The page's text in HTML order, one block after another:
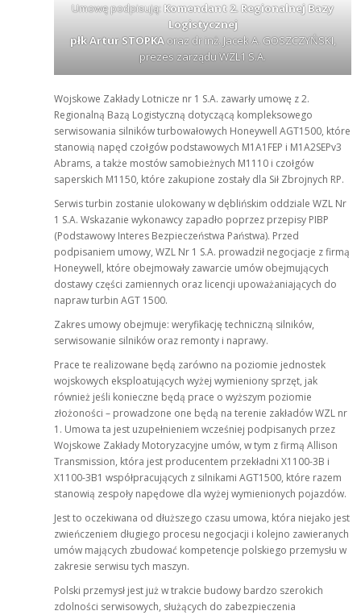
Umowę podpisują:Komendant 2. Regionalnej Bazy
Logistycznej
płk Artur STOPKAoraz dr inż. Jacek A. GOSZCZYŃSKI,
prezes zarządu WZL1 S.A.
Wojskowe Zakłady Lotnicze nr 1 S.A. zawarły umowę z 2.
Regionalną Bazą Logistyczną dotyczącą kompleksowego
serwisowania silników turbowałowych Honeywell AGT1500, które
stanowią napęd czołgów podstawowych M1A1FEP i M1A2SEPv3
Abrams, a także mostów samobieżnych M1110 i czołgów
saperskich M1150, które zakupione zostały dla Sił Zbrojnych RP.
Serwis turbin zostanie ulokowany w dęblińskim oddziale WZL Nr
1 S.A. Wskazanie wykonawcy zapadło poprzez przepisy PIBP
(Podstawowy Interes Bezpieczeństwa Państwa). Przed
podpisaniem umowy, WZL Nr 1 S.A. prowadził negocjacje z firmą
Honeywell, które obejmowały zawarcie umów obejmujących
dostawy części zamiennych oraz licencji upoważaniających do
napraw turbin AGT 1500.
Zakres umowy obejmuje: weryfikację techniczną silników,
serwisowanie silników oraz remonty i naprawy.
Prace te realizowane będą zarówno na poziomie jednostek
wojskowych eksploatujących wyżej wymieniony sprzęt, jak
również jeśli konieczne będą prace o wyższym poziomie
złożoności – prowadzone one będą na terenie zakładów WZL nr
1. Umowa ta jest uzupełnieniem wcześniej podpisanych przez
Wojskowe Zakłady Motoryzacyjne umów, w tym z firmą Allison
Transmission, która jest producentem przekładni X1100-3B i
X1100-3B1 współpracujących z silnikami AGT1500, które razem
stanowią zespoły napędowe dla wyżej wymienionych pojazdów.
Jest to oczekiwana od dłuższego czasu umowa, która niejako jest
zwieńczeniem długiego procesu negocjacji i kolejno zawieranych
umów mających zbudować kompetencje polskiego przemysłu w
zakresie serwisu tych maszyn.
Polski przemysł jest już w trakcie budowy bardzo szerokich
zdolności serwisowych, służących do zabezpieczenia